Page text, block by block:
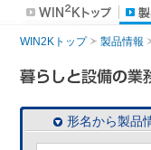
WIN2Kトップ 製品情報
形名から製品